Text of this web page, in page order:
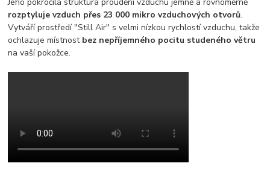
rozptyluje vzduch přes 23 000 mikro vzduchových otvorů.
Vytváří prostředí "Still Air" s velmi nízkou rychlostí vzduchu, takže
ochlazuje místnost bez nepříjemného pocitu studeného větru
na vaší pokožce.